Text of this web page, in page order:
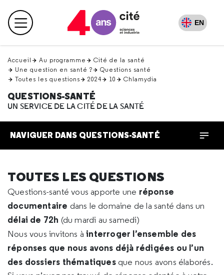
en
haut Menu principal EN
Accueil Au programme
Cité de la santé
Une question en santé ?
Questions santé
Toutes les questions
2024 10 Chlamydia
QUESTIONS-SANTÉ
UN SERVICE DE LA CITÉ DE LA SANTÉ
NAVIGUER DANS QUESTIONS-SANTÉ
TOUTES LES QUESTIONS
Questions-santé vous apporte une réponse
documentaire dans le domaine de la santé dans un
délai de 72h (du mardi au samedi)
Nous vous invitons àinterroger l’ensemble des
réponses que nous avons déjà rédigées ou l’un
des dossiers thématiques que nous avons élaborés.